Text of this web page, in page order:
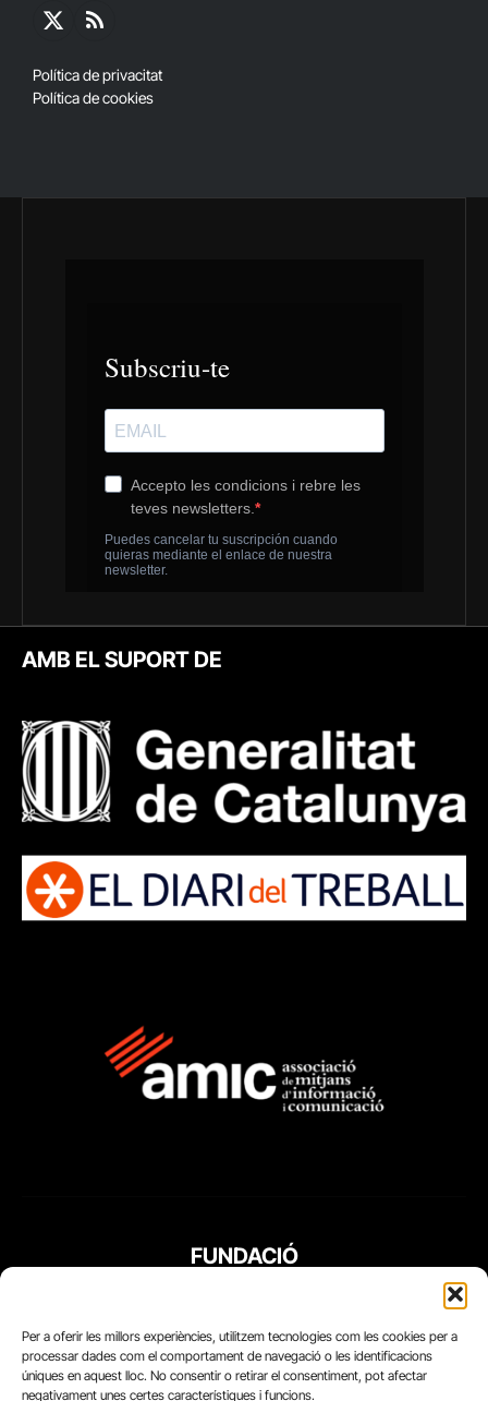
Per a oferir les millors experiències, utilitzem tecnologies com les cookies per a
processar dades com el comportament de navegació o les identificacions
úniques en aquest lloc. No consentir o retirar el consentiment, pot afectar
negativament unes certes característiques i funcions.
X
RSS
Política de privacitat
Política de cookies
AMB EL SUPORT DE
FUNDACIÓ